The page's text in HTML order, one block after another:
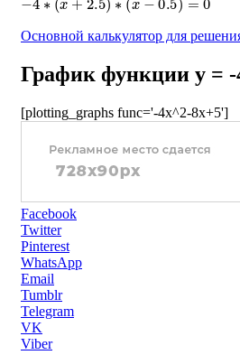
Основной калькулятор для
График функции y = -
[plotting_graphs func='-4x^2-8x+5']
Facebook
Twitter
Pinterest
WhatsApp
Email
Tumblr
Telegram
VK
Viber